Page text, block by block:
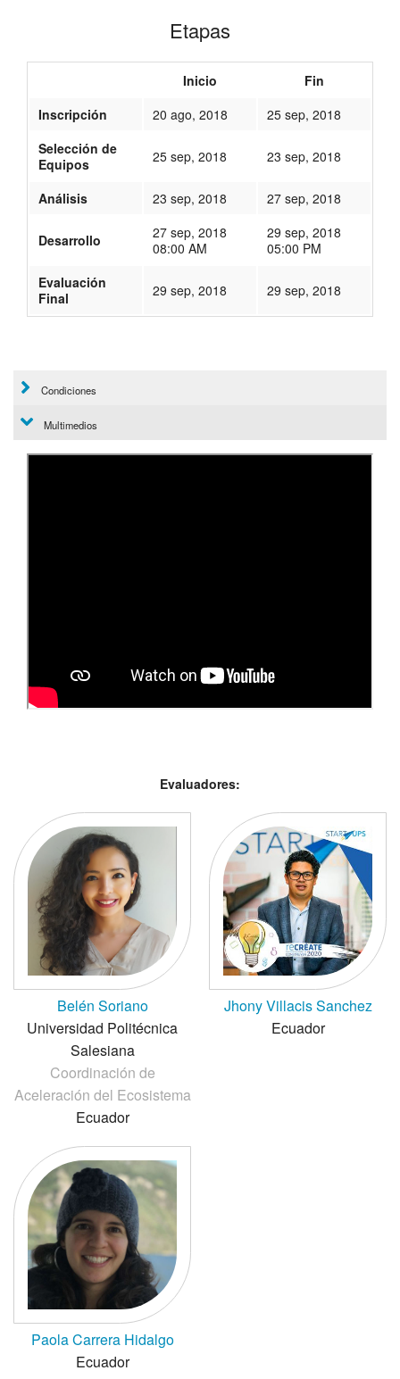
Etapas
Inicio
Fin
Inscripción
20 ago, 2018
25 sep, 2018
Selección de
Equipos
25 sep, 2018 23 sep, 2018
Análisis 23 sep, 2018 27 sep, 2018
Desarrollo
27 sep, 2018
08:00 AM
29 sep, 2018
05:00 PM
Evaluación
Final
29 sep, 2018 29 sep, 2018
Condiciones
Multimedios
Evaluadores:
Belén Soriano
Universidad Politécnica
Salesiana
Coordinación de
Aceleración del Ecosistema
Ecuador
Jhony Villacis Sanchez
Ecuador
Paola Carrera Hidalgo
Ecuador